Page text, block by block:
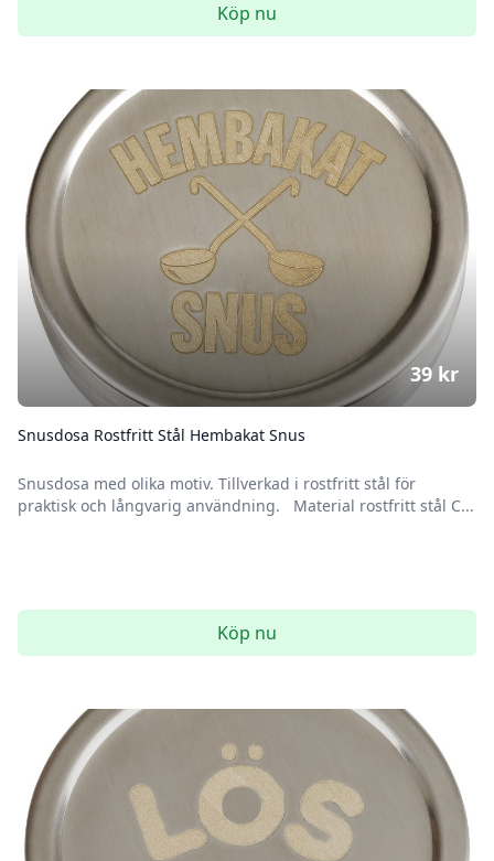
Köp nu
Snusdosa Rostfritt Stål Hembakat Snus
Snusdosa med olika motiv. Tillverkad i rostfritt stål för
praktisk och långvarig användning. Material rostfritt stål C...
39 kr
Köp nu